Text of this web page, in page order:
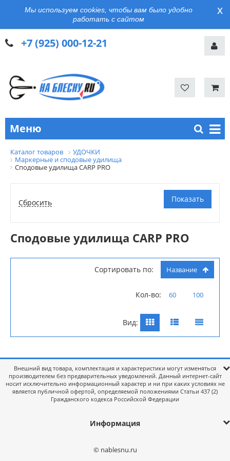
Мы используем cookies, чтобы вам было удобно
работать с сайтом
x
+7 (925) 000-12-21
Меню
Каталог товаров
УДОЧКИ
Маркерные и сподовые удилища
Сподовые удилища CARP PRO
Сподовые удилища CARP PRO
Сортировать по: Название
Кол-во: 60 100
Вид:
Внешний вид товара, комплектация и характеристики могут изменяться
производителем без предварительных уведомлений. Данный интернет-сайт
носит исключительно информационный характер и ни при каких условиях не
является публичной офертой, определяемой положениями Статьи 437 (2)
Гражданского кодекса Российской Федерации
Информация
© nablesnu.ru